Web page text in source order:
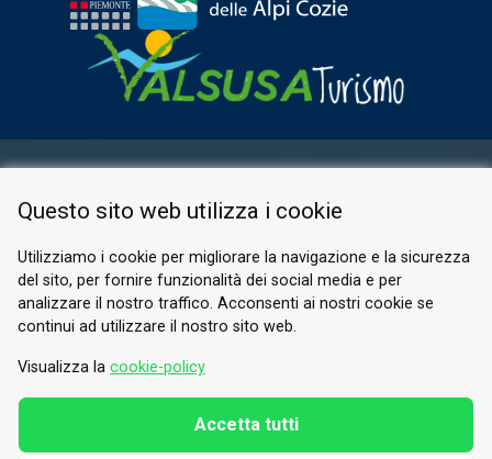
PRIVACY POLICY
© 2026 Valle di Susa
Tesori di Arte e Cultura Alpina
Tel.
E-mail.info@vallesusa-tesori.it
Questo sito web utilizza i cookie
Utilizziamo i cookie per migliorare la navigazione e la sicurezza
del sito, per fornire funzionalità dei social media e per
analizzare il nostro traffico. Acconsenti ai nostri cookie se
continui ad utilizzare il nostro sito web.
Visualizza la cookie-policy
Accetta tutti